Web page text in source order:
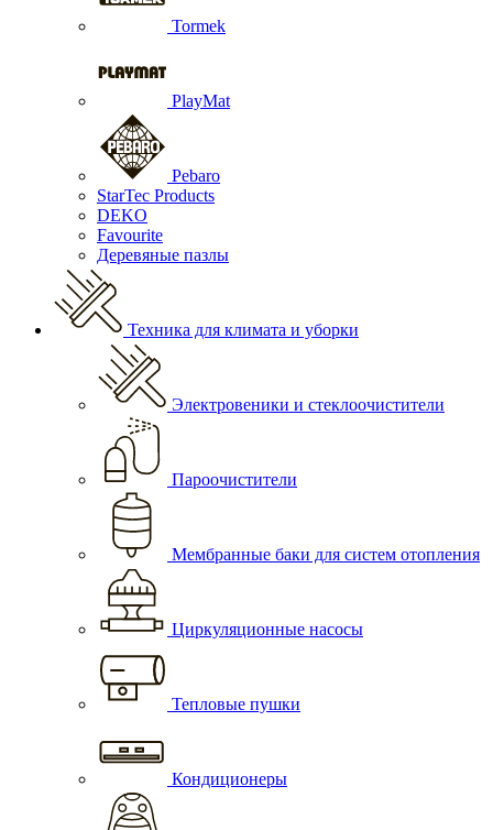
Tormek
PlayMat
Pebaro
StarTec Products
DEKO
Favourite
Деревяные пазлы
Техника для климата и уборки
Электровеники и стеклоочистители
Пароочистители
Мембранные баки для систем отопления
Циркуляционные насосы
Тепловые пушки
Кондиционеры